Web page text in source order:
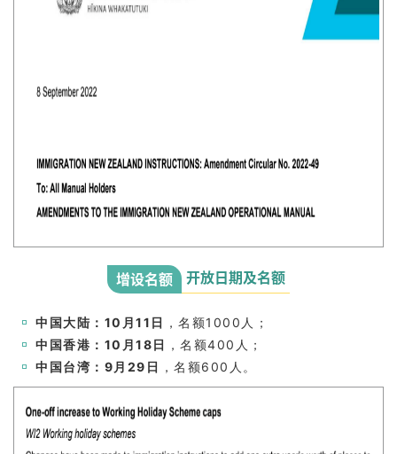
增设名额 开放日期及名额
中国大陆： 10月11日 ，名额1000人；
中国香港： 10月18日 ，名额400人；
中国台湾： 9月29日 ，名额600人。